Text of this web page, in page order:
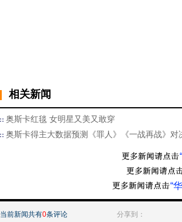
相关新闻
奥斯卡红毯 女明星又美又敢穿
奥斯卡得主大数据预测《罪人》《一战再战》对
“
当前新闻共有0条评论 分享到：